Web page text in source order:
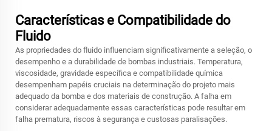
Características e Compatibilidade do
Fluido
As propriedades do fluido influenciam significativamente a seleção, o
desempenho e a durabilidade de bombas industriais. Temperatura,
viscosidade, gravidade específica e compatibilidade química
desempenham papéis cruciais na determinação do projeto mais
adequado da bomba e dos materiais de construção. A falha em
considerar adequadamente essas características pode resultar em
falha prematura, riscos à segurança e custosas paralisações.